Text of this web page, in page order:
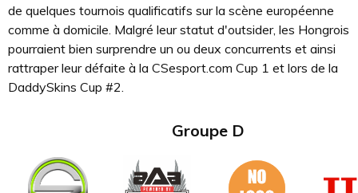
de quelques tournois qualificatifs sur la scène européenne
comme à domicile. Malgré leur statut d'outsider, les Hongrois
pourraient bien surprendre un ou deux concurrents et ainsi
rattraper leur défaite à la CSesport.com Cup 1 et lors de la
DaddySkins Cup #2.
Groupe D